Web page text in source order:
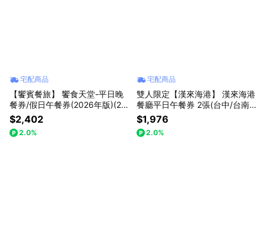
宅配商品
【饗賓餐旅】 饗食天堂-平日晚
餐券/假日午餐券(2026年版)(2
張/組)(寄送實體票券)
$2,402
2.0%
宅配商品
雙人限定【漢來海港】 漢來海港
餐廳平日午餐券 2張(台中/台南/
高雄通用)(寄送實體票券)
$1,976
2.0%